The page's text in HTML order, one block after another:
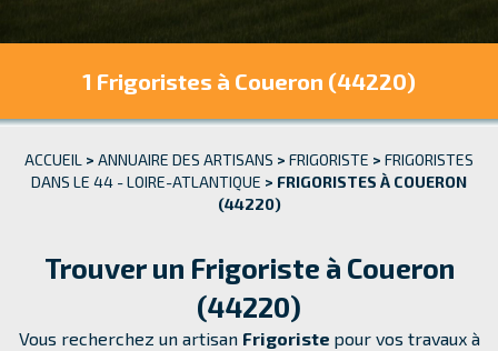
1 Frigoristes à Coueron (44220)
ACCUEIL > ANNUAIRE DES ARTISANS > FRIGORISTE > FRIGORISTES
DANS LE 44 - LOIRE-ATLANTIQUE > FRIGORISTES À COUERON
(44220)
Trouver un Frigoriste à Coueron
(44220)
Vous recherchez un artisan Frigoriste pour vos travaux à